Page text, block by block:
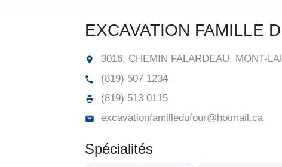
EXCAVATION FAMILLE
3016, CHEMIN FALARDEAU, MONT-
(819) 507 1234
(819) 513 0115
excavationfamilledufour@hotmail.ca
Spécialités